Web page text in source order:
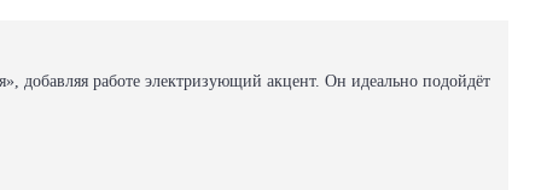
добавляя работе электризующий акцент. Он идеально подойдёт